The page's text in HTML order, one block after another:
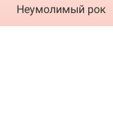
Неумолимый рок